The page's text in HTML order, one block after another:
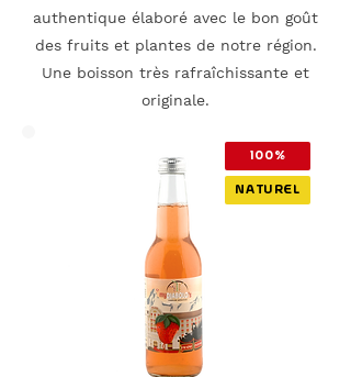
authentique élaboré avec le bon goût
des fruits et plantes de notre région.
Une boisson très rafraîchissante et
originale.
100%
NATUREL